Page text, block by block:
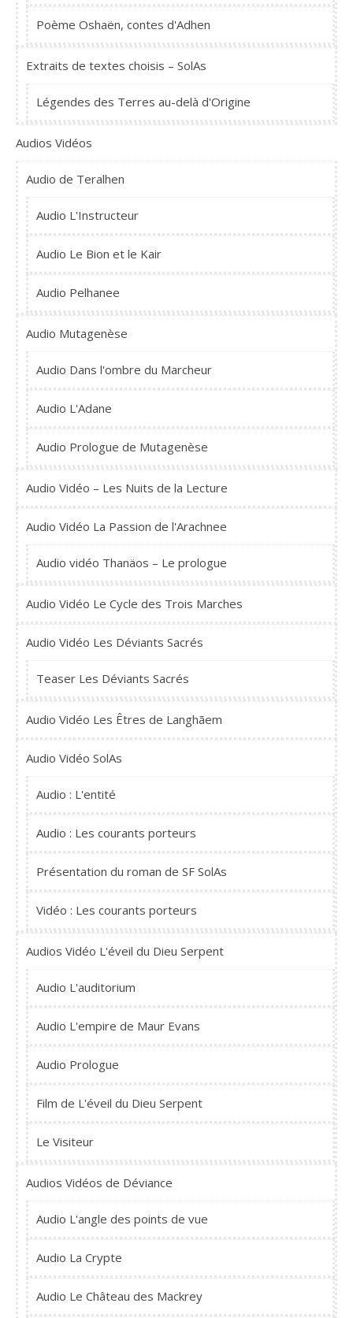
Poème Oshaën, contes d'Adhen
Extraits de textes choisis – SolAs
Légendes des Terres au-delà d'Origine
Audios Vidéos
Audio de Teralhen
Audio L'Instructeur
Audio Le Bion et le Kair
Audio Pelhanee
Audio Mutagenèse
Audio Dans l'ombre du Marcheur
Audio L'Adane
Audio Prologue de Mutagenèse
Audio Vidéo – Les Nuits de la Lecture
Audio Vidéo La Passion de l'Arachnee
Audio vidéo Thanäos – Le prologue
Audio Vidéo Le Cycle des Trois Marches
Audio Vidéo Les Déviants Sacrés
Teaser Les Déviants Sacrés
Audio Vidéo Les Êtres de Langhãem
Audio Vidéo SolAs
Audio : L'entité
Audio : Les courants porteurs
Présentation du roman de SF SolAs
Vidéo : Les courants porteurs
Audios Vidéo L'éveil du Dieu Serpent
Audio L'auditorium
Audio L'empire de Maur Evans
Audio Prologue
Film de L'éveil du Dieu Serpent
Le Visiteur
Audios Vidéos de Déviance
Audio L'angle des points de vue
Audio La Crypte
Audio Le Château des Mackrey